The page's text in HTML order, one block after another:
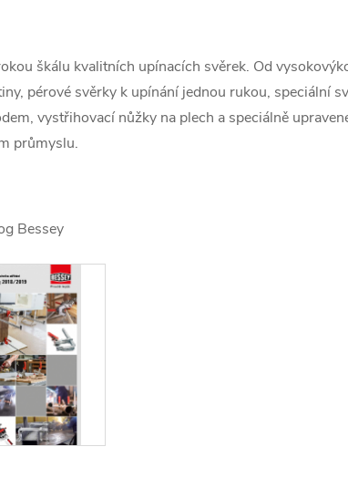
škálu kvalitních upínacích svěrek. Od
pérové svěrky k upínání jednou rukou, speciální
vystřihovací nůžky na plech a speciálně
průmyslu.
Bessey